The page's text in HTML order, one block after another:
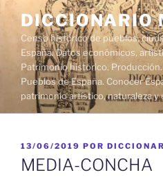
contenido
DICCIONARIO
Censo histórico de pueblos,
España. Datos económicos,
Patrimonio histórico.
Pueblos de España. Conocer
patrimonio artístico, naturaleza y
PUBLICADO
EL
13/06/2019 POR
MEDIA-CONCHA